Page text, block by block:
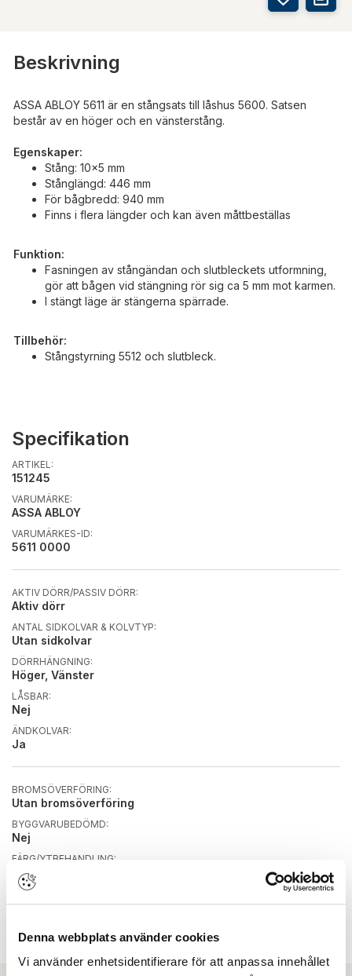
Denna webbplats använder cookies
Vi använder enhetsidentifierare för att anpassa innehållet
Beskrivning
ASSA ABLOY 5611 är en stångsats till låshus 5600. Satsen
består av en höger och en vänsterstång.
Egenskaper:
Stång: 10x5 mm
Stånglängd: 446 mm
För bågbredd: 940 mm
Finns i flera längder och kan även måttbeställas
Funktion:
Fasningen av stångändan och slutbleckets utformning,
gör att bågen vid stängning rör sig ca 5 mm mot karmen.
I stängt läge är stängerna spärrade.
Tillbehör:
Stångstyrning 5512 och slutbleck.
Specifikation
ARTIKEL:
151245
VARUMÄRKE:
ASSA ABLOY
VARUMÄRKES-ID:
5611 0000
AKTIV DÖRR/PASSIV DÖRR:
Aktiv dörr
ANTAL SIDKOLVAR & KOLVTYP:
Utan sidkolvar
DÖRRHÄNGNING:
Höger, Vänster
LÅSBAR:
Nej
ÄNDKOLVAR:
Ja
BROMSÖVERFÖRING:
Utan bromsöverföring
BYGGVARUBEDÖMD:
Nej
FÄRG/YTBEHANDLING:
Förzinkad
LÄNGD PRODUKT:
446 mm
Runda